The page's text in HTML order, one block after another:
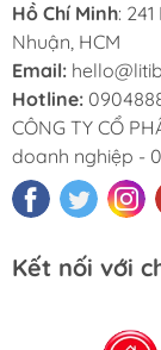
Hồ Chí Minh:
Nhuận, HCM
Email:
Hotline:
CÔNG TY CỔ
doanh nghiệp -
Kết nối với